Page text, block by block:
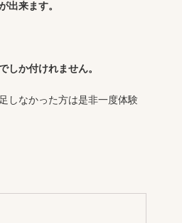
出来ます。
しか付けれません。
しなかった方は是非一度体験